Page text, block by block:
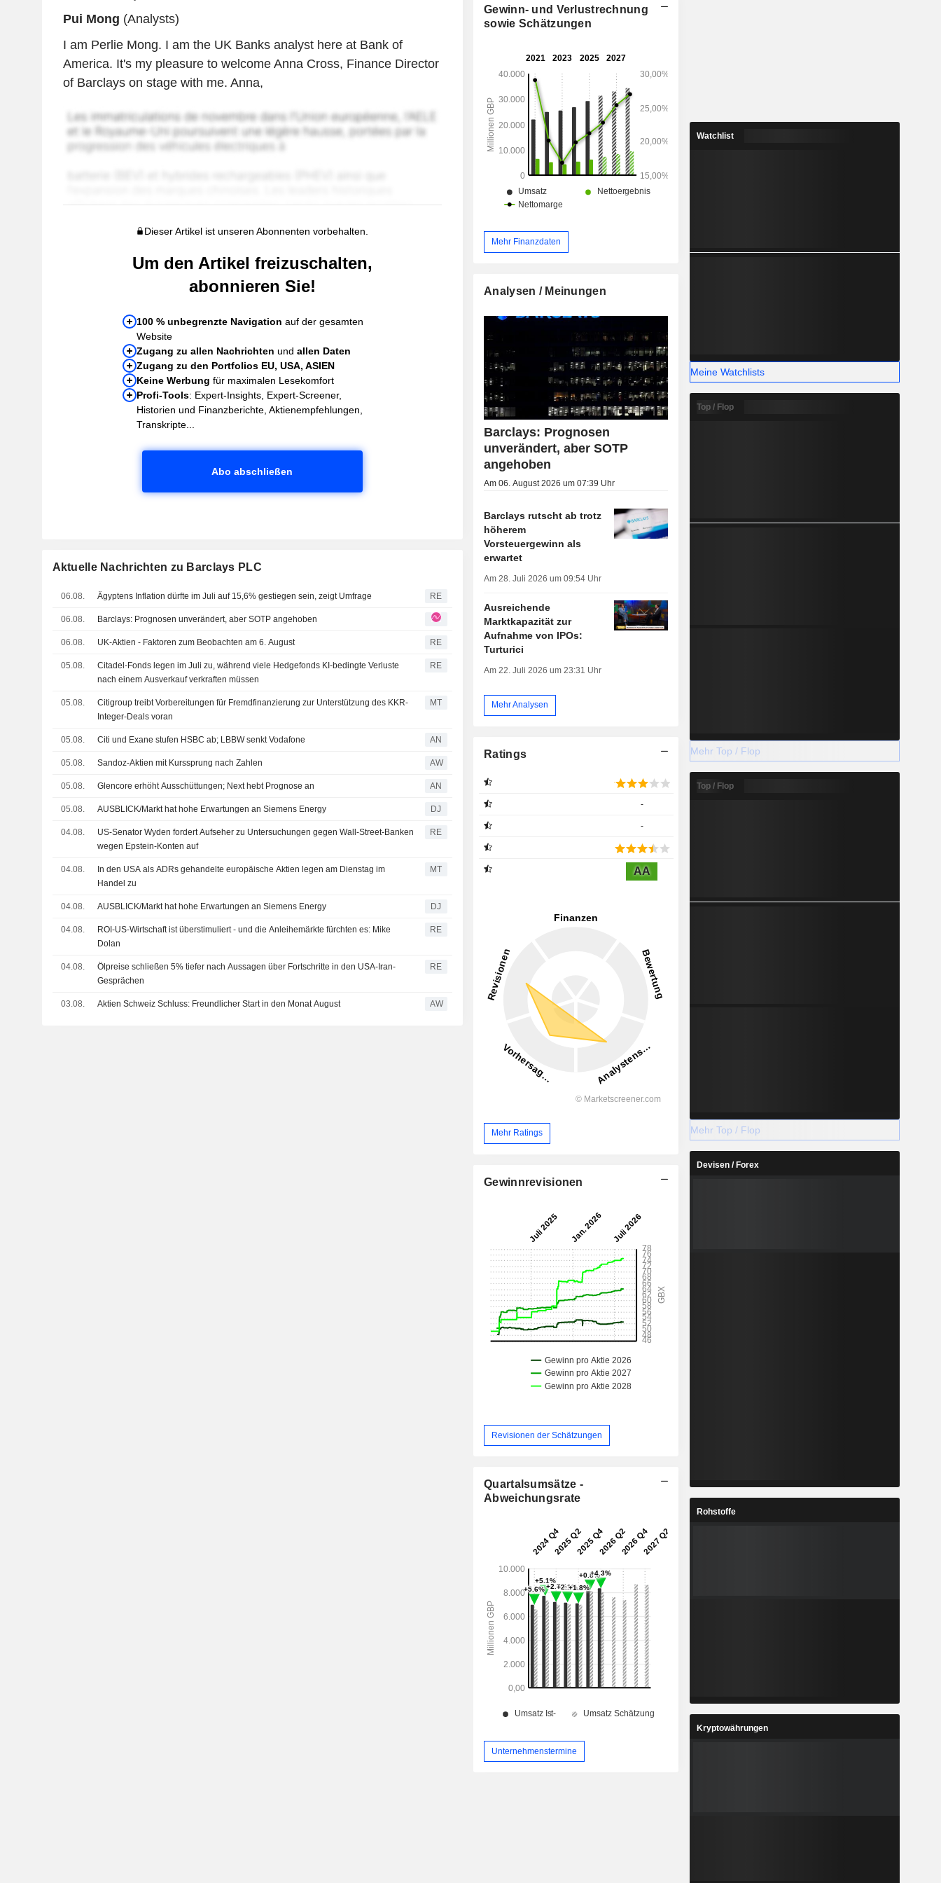
Pui Mong (Analysts)
I am Perlie Mong. I am the UK Banks analyst here at Bank of
America. It's my pleasure to welcome Anna Cross, Finance Director
of Barclays on stage with me. Anna,
Dieser Artikel ist unseren Abonnenten vorbehalten.
Um den Artikel freizuschalten,
abonnieren Sie!
100 % unbegrenzte Navigation auf der gesamten
Website
Zugang zu allen Nachrichten undallen Daten
Zugang zu den Portfolios EU, USA, ASIEN
Keine Werbung für maximalen Lesekomfort
Profi-Tools: Expert-Insights, Expert-Screener,
Historien und Finanzberichte, Aktienempfehlungen,
Transkripte...
Abo abschließen
Aktuelle Nachrichten zu Barclays PLC
06.08. Ägyptens Inflation dürfte im Juli auf 15,6% gestiegen sein, zeigt Umfrage RE
06.08. Barclays: Prognosen unverändert, aber SOTP angehoben
06.08. UK-Aktien - Faktoren zum Beobachten am 6. August RE
05.08.
Citadel-Fonds legen im Juli zu, während viele Hedgefonds KI-bedingte Verluste
nach einem Ausverkauf verkraften müssen
RE
05.08.
Citigroup treibt Vorbereitungen für Fremdfinanzierung zur Unterstützung des KKR-
Integer-Deals voran
MT
05.08. Citi und Exane stufen HSBC ab; LBBW senkt Vodafone AN
05.08. Sandoz-Aktien mit Kurssprung nach Zahlen AW
05.08. Glencore erhöht Ausschüttungen; Next hebt Prognose an AN
05.08. AUSBLICK/Markt hat hohe Erwartungen an Siemens Energy DJ
04.08.
US-Senator Wyden fordert Aufseher zu Untersuchungen gegen Wall-Street-Banken
wegen Epstein-Konten auf
RE
04.08.
In den USA als ADRs gehandelte europäische Aktien legen am Dienstag im
Handel zu
MT
04.08. AUSBLICK/Markt hat hohe Erwartungen an Siemens Energy DJ
04.08.
ROI-US-Wirtschaft ist überstimuliert - und die Anleihemärkte fürchten es: Mike
Dolan
RE
04.08.
Ölpreise schließen 5% tiefer nach Aussagen über Fortschritte in den USA-Iran-
Gesprächen
RE
03.08. Aktien Schweiz Schluss: Freundlicher Start in den Monat August AW
Gewinn- und Verlustrechnung
sowie Schätzungen
Mehr Finanzdaten
Analysen / Meinungen
Barclays: Prognosen
unverändert, aber SOTP
angehoben
Am 06. August 2026 um 07:39 Uhr
Barclays rutscht ab trotz
höherem
Vorsteuergewinn als
erwartet
Am 28. Juli 2026 um 09:54 Uhr
Ausreichende
Marktkapazität zur
Aufnahme von IPOs:
Turturici
Am 22. Juli 2026 um 23:31 Uhr
Mehr Analysen
Ratings
-
-
AA
Mehr Ratings
Gewinnrevisionen
Revisionen der Schätzungen
Quartalsumsätze -
Abweichungsrate
Unternehmenstermine
Watchlist
Meine Watchlists
Top / Flop
Mehr Top / Flop
Top / Flop
Mehr Top / Flop
Devisen / Forex
Rohstoffe
Kryptowährungen